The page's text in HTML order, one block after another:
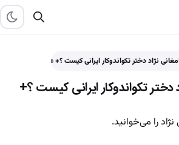
نژاد دختر تکواندوکار ایرانی کیست ؟+ عکس های…
دختر تکواندوکار ایرانی کیست ؟+
را می‌خوانید.